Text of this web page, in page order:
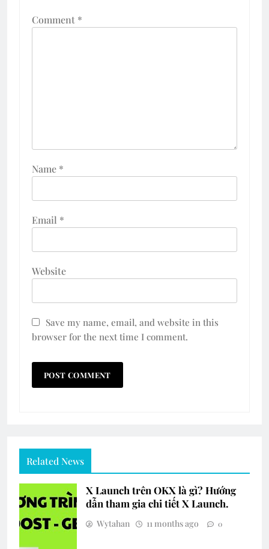
Comment *
Name *
Email *
Website
Save my name, email, and website in this
browser for the next time I comment.
Related News
X Launch trên OKX là gì? Hướng
dẫn tham gia chi tiết X Launch.
Wytahan 11 months ago 0